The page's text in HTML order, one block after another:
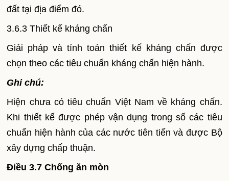
đất tại địa điểm đó.
3.6.3 Thiết kế kháng chấn
Giải pháp và tính toán thiết kế kháng chấn được
chọn theo các tiêu chuẩn kháng chấn hiện hành.
Ghi chú:
Hiện chưa có tiêu chuẩn Việt Nam về kháng chấn.
Khi thiết kế được phép vận dụng trong số các tiêu
chuẩn hiện hành của các nước tiên tiến và được Bộ
xây dựng chấp thuận.
Điều 3.7 Chống ăn mòn